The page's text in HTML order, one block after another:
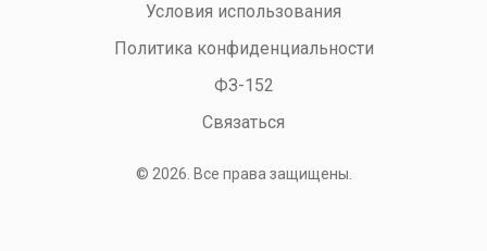
Условия использования
Политика конфиденциальности
ФЗ-152
Связаться
© 2026. Все права защищены.